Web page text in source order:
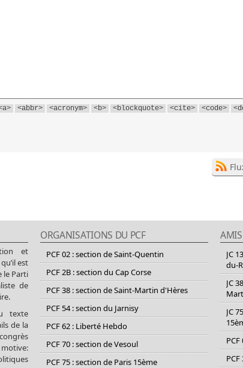
<abbr> <acronym> <b> <blockquote> <cite> <code>
et
est
le Parti
de
texte
de la
ORGANISATIONS DU PCF
PCF 02 : section de Saint-Quentin
PCF 2B : section du Cap Corse
PCF 38 : section de Saint-Martin d'Hères
PCF 54 : section du Jarnisy
PCF 62 : Liberté Hebdo
PCF 70 : section de Vesoul
PCF 75 : section de Paris 15ème
AMIS
JC
du-
JC
JC